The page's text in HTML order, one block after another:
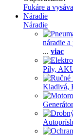
Fukáre a
Náradie
Náradie
náradie a
... viac
Píly,
Kladivá,